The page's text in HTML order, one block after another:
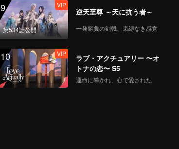
9
第534話公開
VIP
逆天至尊 ～天に抗う者～
一発勝負の剣戟、束縛なき感覚
10 VIP
ラブ・アクチュアリー 〜オ
トナの恋〜 S5
運命に導かれ、心で愛された